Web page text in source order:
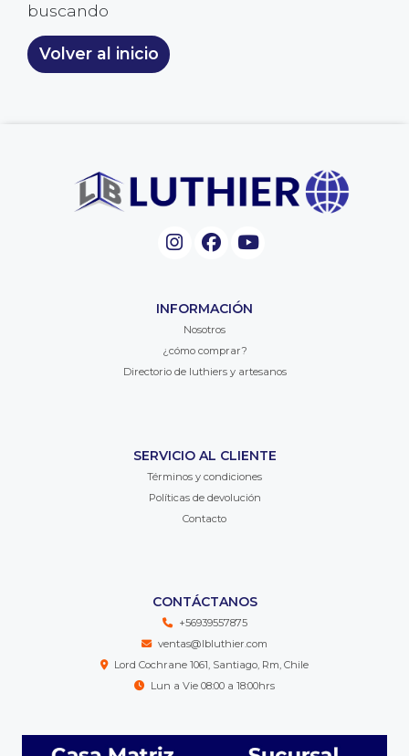
buscando
Volver al inicio
INFORMACIÓN
Nosotros
¿cómo comprar?
Directorio de luthiers y artesanos
SERVICIO AL CLIENTE
Términos y condiciones
Políticas de devolución
Contacto
CONTÁCTANOS
+56939557875
ventas@lbluthier.com
Lord Cochrane 1061, Santiago, Rm, Chile
Lun a Vie 08:00 a 18:00hrs